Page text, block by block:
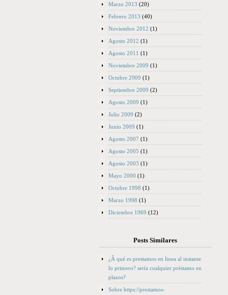
Marzo 2013 (20)
Febrero 2013 (40)
Noviembre 2012 (1)
Agosto 2012 (1)
Agosto 2011 (1)
Noviembre 2009 (1)
Octubre 2009 (1)
Septiembre 2009 (2)
Agosto 2009 (1)
Julio 2009 (2)
Junio 2009 (1)
Agosto 2007 (1)
Agosto 2005 (1)
Agosto 2003 (1)
Mayo 2000 (1)
Octubre 1998 (1)
Marzo 1998 (1)
Diciembre 1969 (12)
Posts Similares
¿Â qué es prestamos en linea al instante
lo primero? serí­a cualquier préstamo en
plazos?
Sobre https://prestamos-